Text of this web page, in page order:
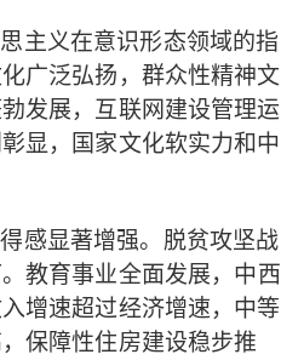
主义在意识形态领域的指
广泛弘扬，群众性精神文
发展，互联网建设管理运
显，国家文化软实力和中
感显著增强。脱贫攻坚战
。 教育事业全面发展，中西
增速超过经济增速，中等
保障性住房建设稳步推